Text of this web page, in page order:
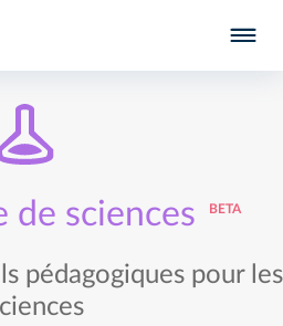
de sciences BETA
pédagogiques pour les